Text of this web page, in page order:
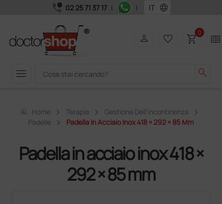
call_quality 02 25 71 37 17 | | language
menu search
person favorite_border shopping_cart0 two_pager
home Home Terapia
Gestione Dell'incontinenza
Padelle
Padella In Acciaio Inox 418 × 292 × 85 Mm
Padella in acciaio inox 418 ×
292 × 85 mm